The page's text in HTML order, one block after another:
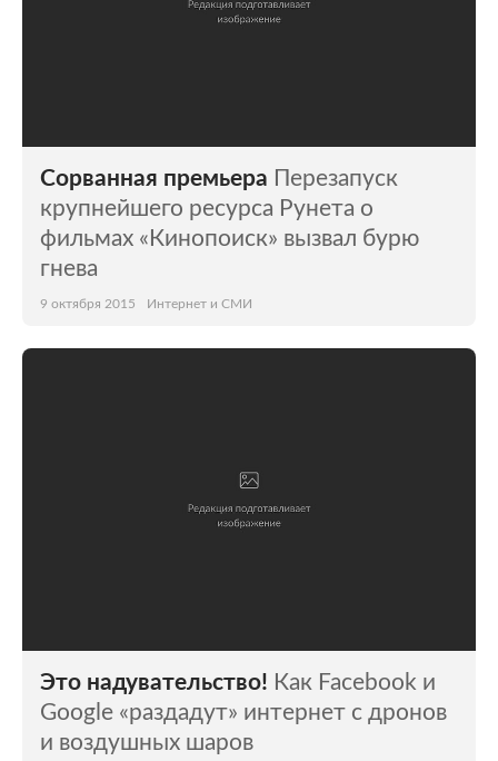
Сорванная премьера Перезапуск
крупнейшего ресурса Рунета о
фильмах «Кинопоиск» вызвал бурю
гнева
9 октября 2015 Интернет и СМИ
Это надувательство! Как Facebook и
Google «раздадут» интернет с дронов
и воздушных шаров